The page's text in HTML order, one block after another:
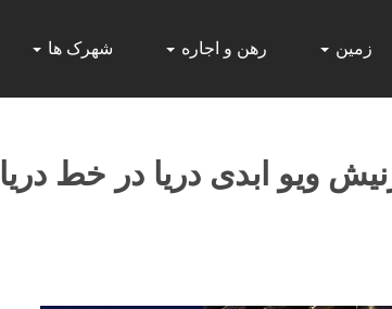
زمین رهن و اجاره شهرک ها
فرنیش ویو ابدی دریا در خط دریا